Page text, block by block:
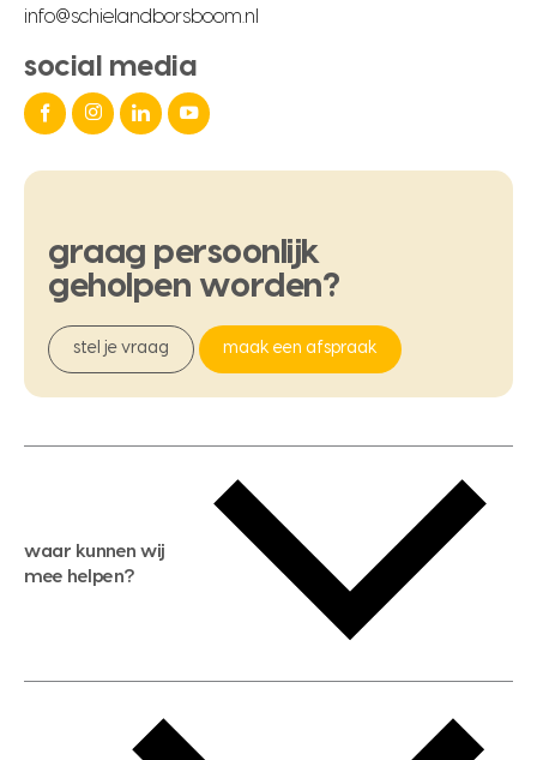
info@schielandborsboom.nl
social media
graag persoonlijk
geholpen worden?
stel je vraag maak een afspraak
waar kunnen wij
mee helpen?
gratis zoekservice